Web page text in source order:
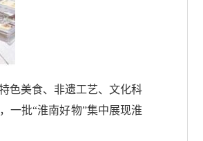
色美食、非遗工艺、文化科
一批“淮南好物”集中展现淮